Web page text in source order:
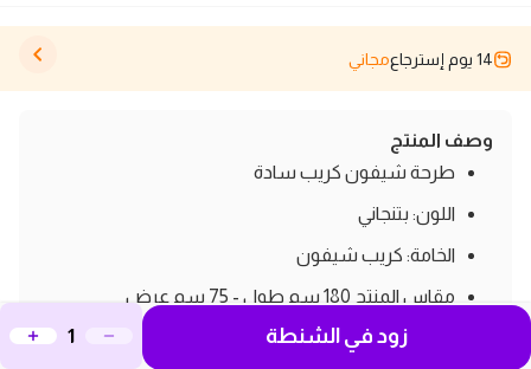
14 يوم إسترجاع مجاني
وصف المنتج
طرحة شيفون كريب سادة
اللون: بتنجاني
الخامة: كريب شيفون
مقاس المنتج 180 سم طول - 75 سم عرض
لطيف و ناعم و مريح في الارتداء , ومناسب للاستخدام
زود في الشنطة